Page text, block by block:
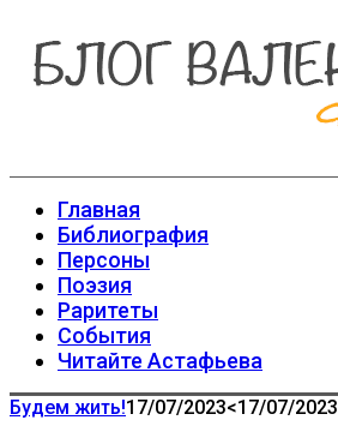
Главная
Библиография
Персоны
Поэзия
Раритеты
События
Читайте Астафьева
Будем жить!17/07/2023<17/07/2023